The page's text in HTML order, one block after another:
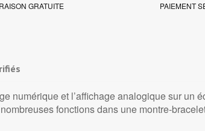
GRATUITE PAIEMENT
numérique et l’affichage analogique sur un
fonctions dans une montre-